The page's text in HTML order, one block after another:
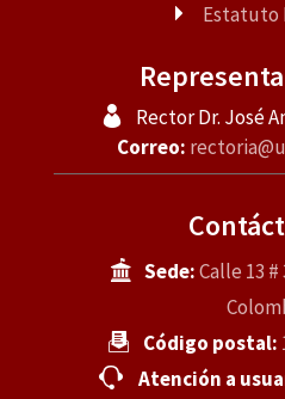
Estatuto
Rector Dr. José
Correo:
Sede:Calle 13 #
Código postal:
Atención a